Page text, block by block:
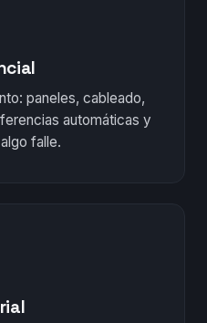
paneles, cableado,
automáticas y
falle.